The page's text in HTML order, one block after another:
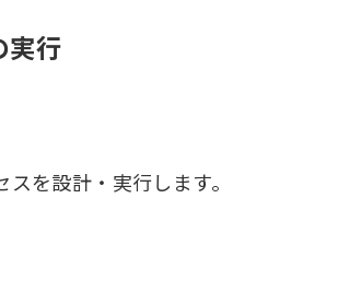
実行
を設計・実行します。